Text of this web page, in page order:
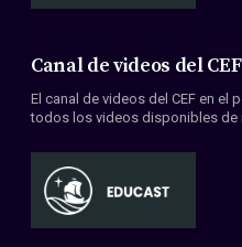
Canal de videos del CEF
El canal de videos del CEF en el
todos los videos disponibles de